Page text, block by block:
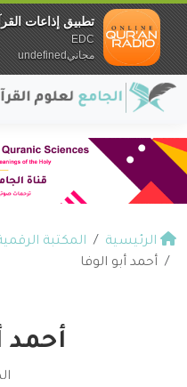
الرئيسية المكتبة
أحمد أبو الوفا
أحمد
تطبيق إذاعات
EDC
مجانيundefined